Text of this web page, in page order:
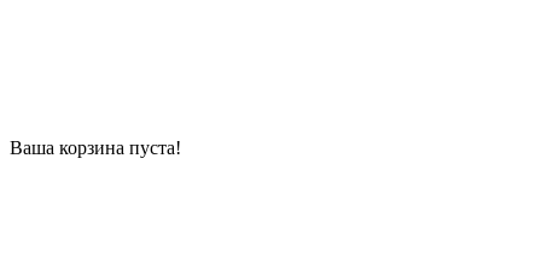
Ваша корзина пуста!